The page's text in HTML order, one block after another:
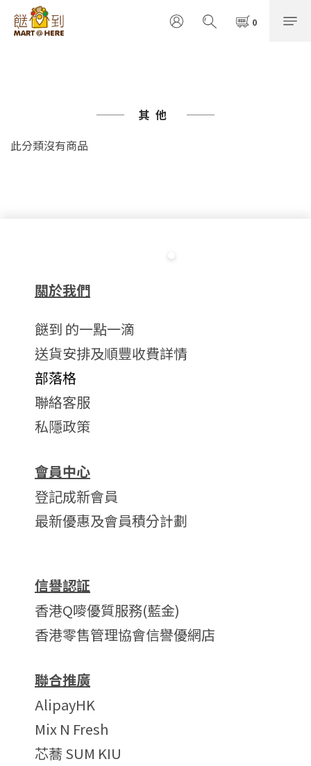
其他
此分類沒有商品
關於我們
餸到 的一點一滴
送貨安排及順豐收費詳情
部落格
聯絡客服
私隱政策
會員中心
登記成新會員
最新優惠及會員積分計劃
信譽認証
香港Q嘜優質服務(藍金)
香港零售管理協會信譽優網店
聯合推廣
AlipayHK
Mix N Fresh
芯蕎 SUM KIU